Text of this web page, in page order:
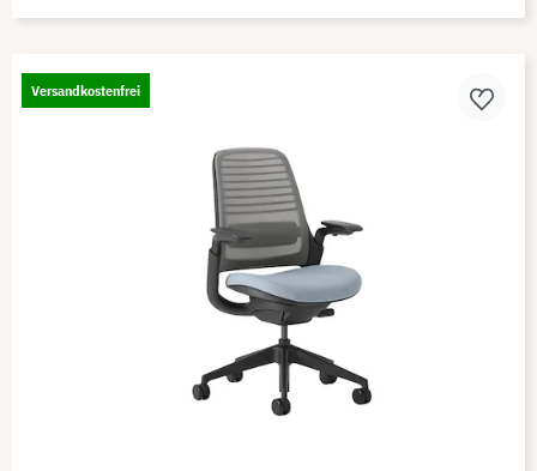
Versandkostenfrei